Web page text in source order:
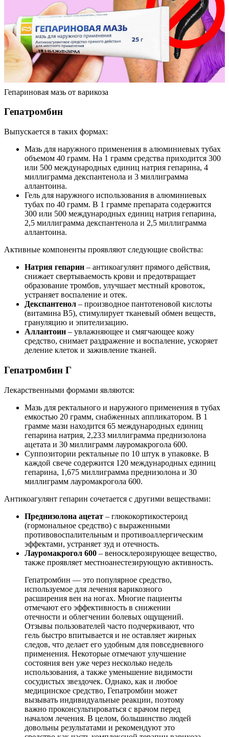
Гепариновая мазь от варикоза
Гепатромбин
Выпускается в таких формах:
Мазь для наружного применения в алюминиевых тубах
объемом 40 грамм. На 1 грамм средства приходится 300
или 500 международных единиц натрия гепарина, 4
миллиграмма декспантенола и 3 миллиграмма
аллантоина.
Гель для наружного использования в алюминиевых
тубах по 40 грамм. В 1 грамме препарата содержится
300 или 500 международных единиц натрия гепарина,
2,5 миллиграмма декспантенола и 2,5 миллиграмма
аллантоина.
Активные компоненты проявляют следующие свойства:
Натрия гепарин – антикоагулянт прямого действия,
снижает свертываемость крови и предотвращает
образование тромбов, улучшает местный кровоток,
устраняет воспаление и отек.
Декспантенол – производное пантотеновой кислоты
(витамина В5), стимулирует тканевый обмен веществ,
грануляцию и эпителизацию.
Аллантоин – увлажняющее и смягчающее кожу
средство, снимает раздражение и воспаление, ускоряет
деление клеток и заживление тканей.
Гепатромбин Г
Лекарственными формами являются:
Мазь для ректального и наружного применения в тубах
емкостью 20 грамм, снабженных аппликатором. В 1
грамме мази находится 65 международных единиц
гепарина натрия, 2,233 миллиграмма преднизолона
ацетата и 30 миллиграмм лауромакрогола 600.
Суппозитории ректальные по 10 штук в упаковке. В
каждой свече содержится 120 международных единиц
гепарина, 1,675 миллиграмма преднизолона и 30
миллиграмм лауромакрогола 600.
Антикоагулянт гепарин сочетается с другими веществами:
Преднизолона ацетат – глюкокортикостероид
(гормональное средство) с выраженными
противовоспалительным и противоаллергическим
эффектами, устраняет зуд и отечность.
Лауромакрогол 600 – веносклерозирующее вещество,
также проявляет местноанестезирующую активность.
Гепатромбин — это популярное средство,
используемое для лечения варикозного
расширения вен на ногах. Многие пациенты
отмечают его эффективность в снижении
отечности и облегчении болевых ощущений.
Отзывы пользователей часто подчеркивают, что
гель быстро впитывается и не оставляет жирных
следов, что делает его удобным для повседневного
применения. Некоторые отмечают улучшение
состояния вен уже через несколько недель
использования, а также уменьшение видимости
сосудистых звездочек. Однако, как и любое
медицинское средство, Гепатромбин может
вызывать индивидуальные реакции, поэтому
важно проконсультироваться с врачом перед
началом лечения. В целом, большинство людей
довольны результатами и рекомендуют это